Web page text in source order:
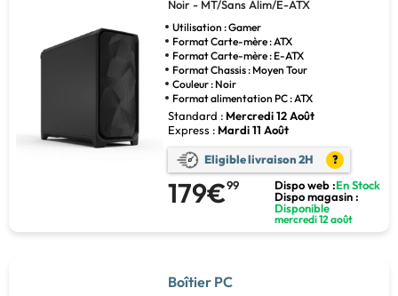
Noir - MT/Sans Alim/E-ATX
Utilisation : Gamer
Format Carte-mère : ATX
Format Carte-mère : E-ATX
Format Chassis : Moyen Tour
Couleur : Noir
Format alimentation PC : ATX
Standard : Mercredi 12 Août
Express : Mardi 11 Août
Eligible livraison 2H ?
179€99 Dispo web :En Stock
Dispo magasin :
Disponible
mercredi 12 août
Boîtier PC